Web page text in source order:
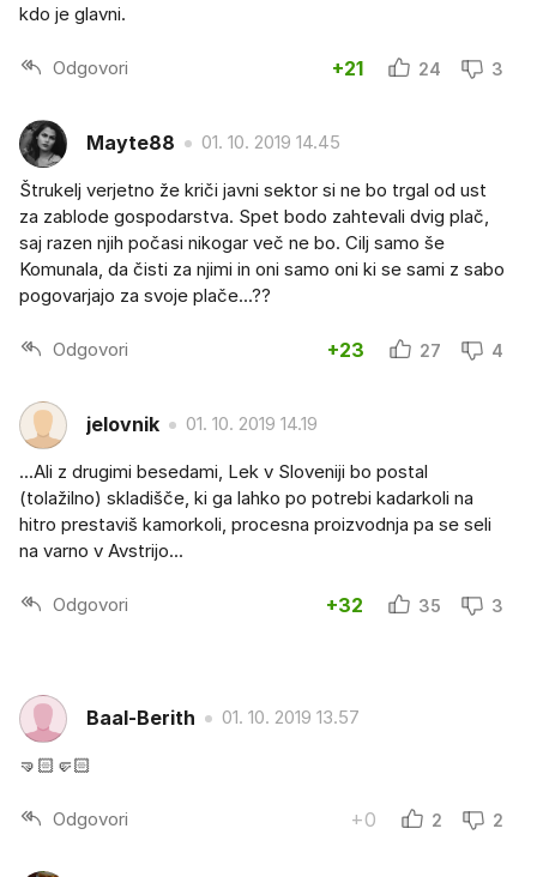
kdo je glavni.
Odgovori +21 24 3
Mayte88 01. 10. 2019 14.45
Štrukelj verjetno že kriči javni sektor si ne bo trgal od ust
za zablode gospodarstva. Spet bodo zahtevali dvig plač,
saj razen njih počasi nikogar več ne bo. Cilj samo še
Komunala, da čisti za njimi in oni samo oni ki se sami z sabo
pogovarjajo za svoje plače...??
Odgovori +23 27 4
jelovnik 01. 10. 2019 14.19
...Ali z drugimi besedami, Lek v Sloveniji bo postal
(tolažilno) skladišče, ki ga lahko po potrebi kadarkoli na
hitro prestaviš kamorkoli, procesna proizvodnja pa se seli
na varno v Avstrijo...
Odgovori +32 35 3
Baal-Berith 01. 10. 2019 13.57
🤜🏻🤛🏻
Odgovori +0 2 2